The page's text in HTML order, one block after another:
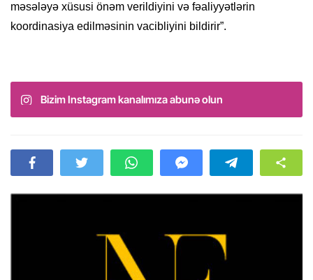
məsələyə xüsusi önəm verildiyini və fəaliyyətlərin
koordinasiya edilməsinin vacibliyini bildirir”.
Bizim Instagram kanalımıza abunə olun